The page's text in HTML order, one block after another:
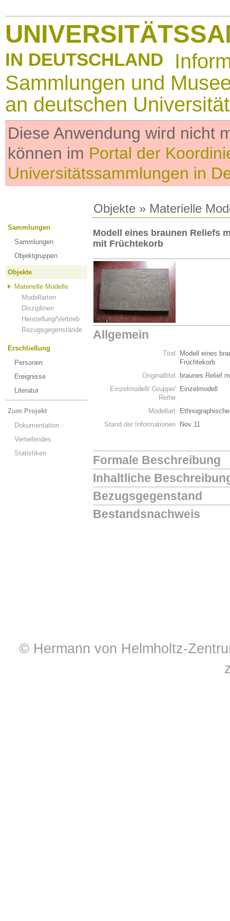
IN DEUTSCHLAND
Sammlungen und
an deutschen
Diese Anwendung wird nicht
können im Portal der
Universitätssammlungen in
Objekte » Materielle
Sammlungen
Sammlungen
Objektgruppen
Objekte
Materielle Modelle
Modellarten
Disziplinen
Herstellung/Vertrieb
Bezugsgegenstände
Erschließung
Personen
Ereignisse
Literatur
Zum Projekt
Dokumentation
Vertiefendes
Statistiken
Modell eines braunen Reliefs
mit Früchtekorb
Allgemein
Titel
Modell eines
Früchtekorb
Originaltitel
braunes Relief
Einzelmodell/ Gruppe/
Reihe
Einzelmodell
Modellart
Stand der Informationen
Nov 11
Formale Beschreibung
Inhaltliche
Bezugsgegenstand
Bestandsnachweis
© Hermann von Helmholtz-